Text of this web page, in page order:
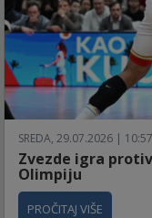
SREDA, 29.07.2026 | 10:57
Zvezde igra
Olimpiju
PROČITAJ VIŠE